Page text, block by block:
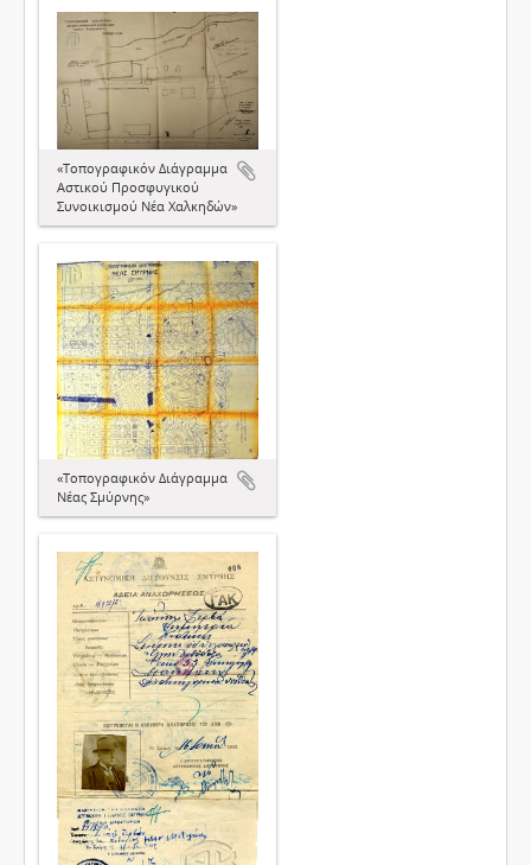
«Τοπογραφικόν Διάγραμμα
Αστικού Προσφυγικού
Συνοικισμού Νέα Χαλκηδών»
«Τοπογραφικόν Διάγραμμα
Νέας Σμύρνης»